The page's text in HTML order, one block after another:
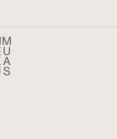
RYTUAŁY